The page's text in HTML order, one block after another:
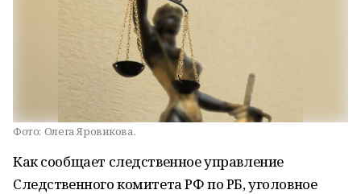
Фото: Олега Яровикова.
Как сообщает следственное управление
Следственного комитета РФ по РБ, уголовное